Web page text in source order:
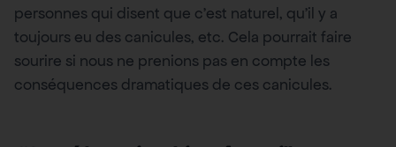
personnes qui disent que c’est naturel, qu’il y a
toujours eu des canicules, etc. Cela pourrait faire
sourire si nous ne prenions pas en compte les
conséquences dramatiques de ces canicules.